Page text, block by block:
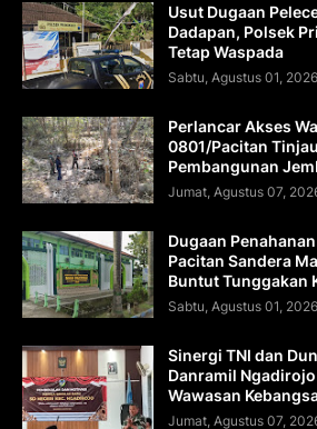
Usut Dugaan
Dadapan, Polsek
Tetap Waspada
Sabtu, Agustus 01, 2026
Perlancar Akses
0801/Pacitan
Pembangunan
Jumat, Agustus 07,
Dugaan
Pacitan Sandera
Buntut Tunggakan
Sabtu, Agustus 01, 2026
Sinergi TNI dan
Danramil
Wawasan
Jumat, Agustus 07,